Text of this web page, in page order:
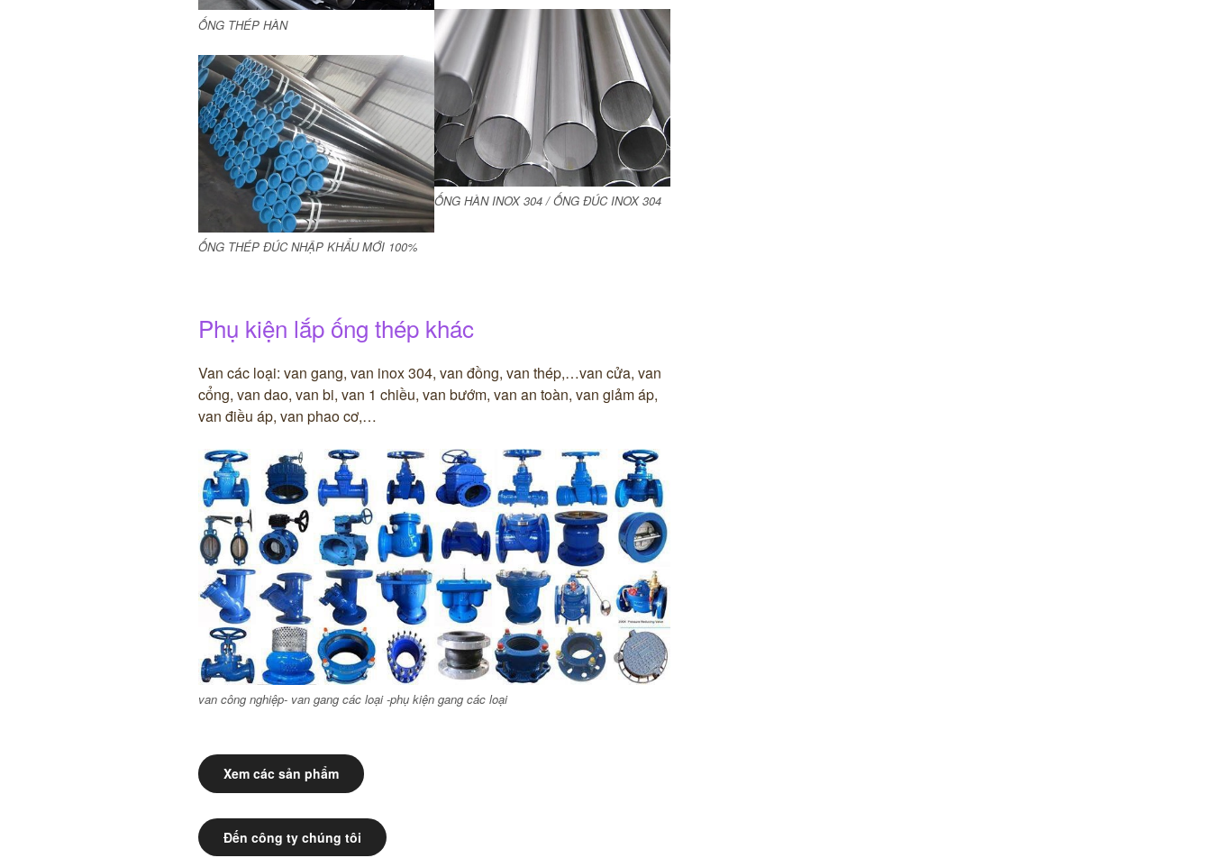
ỐNG THÉP HÀN
ỐNG THÉP ĐÚC NHẬP KHẨU MỚI 100%
ỐNG HÀN INOX 304 / ỐNG ĐÚC INOX 304
Phụ kiện lắp ống thép khác
Van các loại: van gang, van inox 304, van đồng, van thép,…van cửa, van
cổng, van dao, van bi, van 1 chiều, van bướm, van an toàn, van giảm áp,
van điều áp, van phao cơ,…
van công nghiệp- van gang các loại -phụ kiện gang các loại
Xem các sản phẩm
Đến công ty chúng tôi